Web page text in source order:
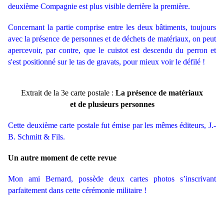
deuxième Compagnie est plus visible derrière la première.
Concernant la partie comprise entre les deux bâtiments, toujours
avec la présence de personnes et de déchets de matériaux, on peut
apercevoir, par contre, que le cuistot est descendu du perron et
s'est positionné sur le tas de gravats, pour mieux voir le défilé !
Extrait de la 3e carte postale : La présence de matériaux
et de plusieurs personnes
Cette deuxième carte postale fut émise par les mêmes éditeurs, J.-
B. Schmitt & Fils.
Un autre moment de cette revue
Mon ami Bernard, possède deux cartes photos s’inscrivant
parfaitement dans cette cérémonie militaire !